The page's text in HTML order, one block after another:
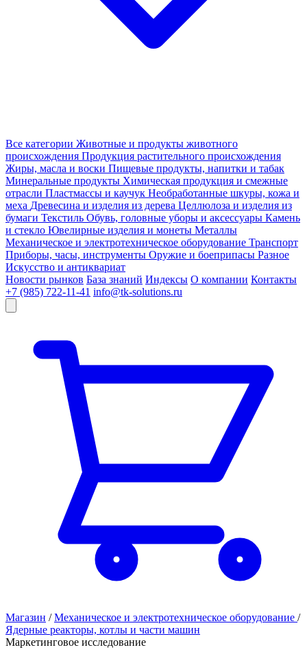
Все категории Животные и продукты животного
происхождения Продукция растительного происхождения
Жиры, масла и воски Пищевые продукты, напитки и табак
Минеральные продукты Химическая продукция и смежные
отрасли Пластмассы и каучук Необработанные шкуры, кожа и
меха Древесина и изделия из дерева Целлюлоза и изделия из
бумаги Текстиль Обувь, головные уборы и аксессуары Камень
и стекло Ювелирные изделия и монеты Металлы
Механическое и электротехническое оборудование Транспорт
Приборы, часы, инструменты Оружие и боеприпасы Разное
Искусство и антиквариат
Новости рынков База знаний Индексы О компании Контакты
+7 (985) 722-11-41 info@tk-solutions.ru
Магазин / Механическое и электротехническое оборудование /
Ядерные реакторы, котлы и части машин
Маркетинговое исследование